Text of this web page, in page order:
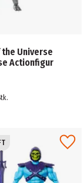
Universe
Actionfigur